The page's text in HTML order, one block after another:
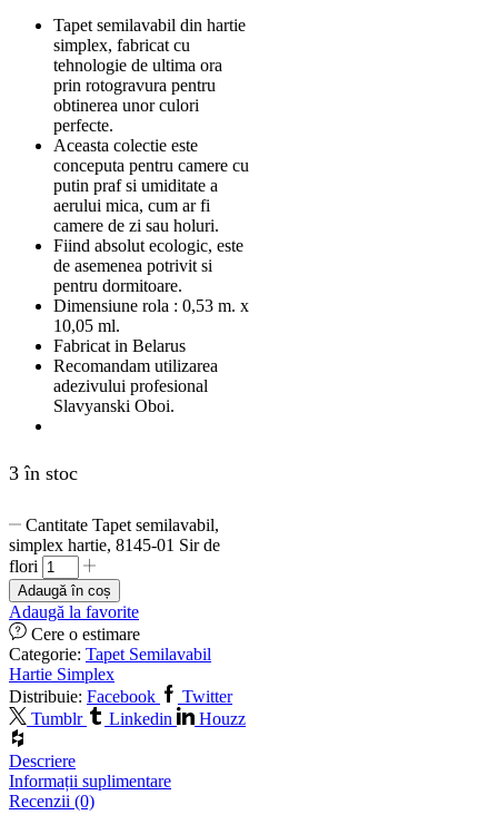
Tapet semilavabil din hartie
simplex, fabricat cu
tehnologie de ultima ora
prin rotogravura pentru
obtinerea unor culori
perfecte.
Aceasta colectie este
conceputa pentru camere cu
putin praf si umiditate a
aerului mica, cum ar fi
camere de zi sau holuri.
Fiind absolut ecologic, este
de asemenea potrivit si
pentru dormitoare.
Dimensiune rola : 0,53 m. x
10,05 ml.
Fabricat in Belarus
Recomandam utilizarea
adezivului profesional
Slavyanski Oboi.
3 în stoc
Cantitate Tapet semilavabil,
simplex hartie, 8145-01 Sir de
flori
Adaugă în coș
Adaugă la favorite
Cere o estimare
Categorie: Tapet Semilavabil
Hartie Simplex
Distribuie: Facebook
Twitter
Tumblr
Linkedin Houzz
Descriere
Informații suplimentare
Recenzii (0)